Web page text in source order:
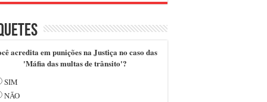
acredita em punições na Justiça no caso das
'Máfia das multas de trânsito'?
SIM
NÃO